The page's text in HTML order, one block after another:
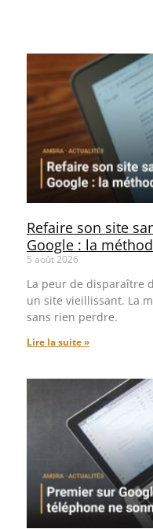
Refaire son site
Google : la
5 août 2026
La peur de disparaître
un site vieillissant. La
sans rien perdre.
Lire la suite »